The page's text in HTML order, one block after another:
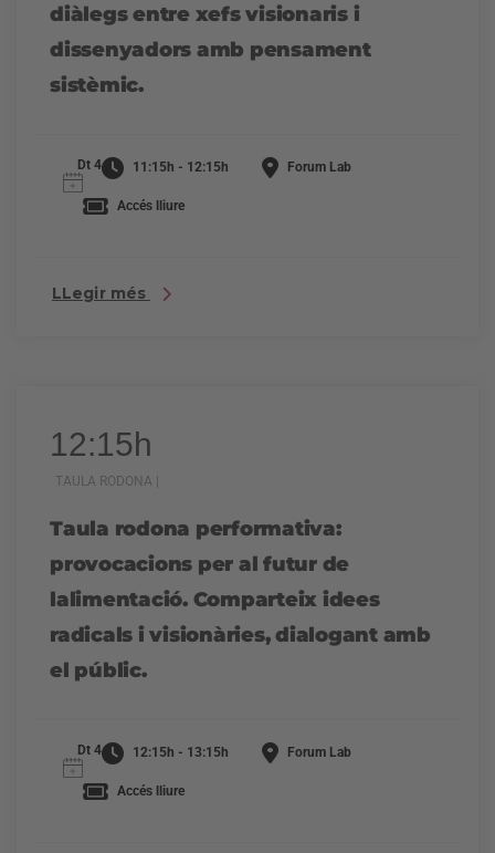
diàlegs entre xefs visionaris i
dissenyadors amb pensament
sistèmic.
Dt 4 11:15h - 12:15h Forum Lab
Accés lliure
LLegir més
12:15h
TAULA RODONA |
Taula rodona performativa:
provocacions per al futur de
lalimentació. Comparteix idees
radicals i visionàries, dialogant amb
el públic.
Dt 4 12:15h - 13:15h Forum Lab
Accés lliure